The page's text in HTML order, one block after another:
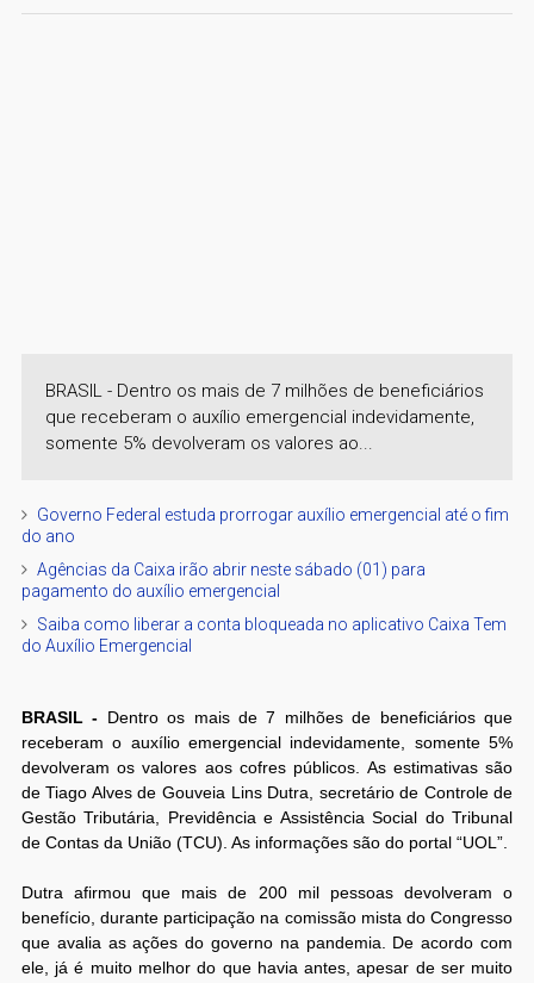
BRASIL - Dentro os mais de 7 milhões de beneficiários
que receberam o auxílio emergencial indevidamente,
somente 5% devolveram os valores ao...
Governo Federal estuda prorrogar auxílio emergencial até o fim
do ano
Agências da Caixa irão abrir neste sábado (01) para
pagamento do auxílio emergencial
Saiba como liberar a conta bloqueada no aplicativo Caixa Tem
do Auxílio Emergencial
BRASIL - Dentro os mais de 7 milhões de beneficiários que
receberam o auxílio emergencial indevidamente, somente 5%
devolveram os valores aos cofres públicos. As estimativas são
de Tiago Alves de Gouveia Lins Dutra, secretário de Controle de
Gestão Tributária, Previdência e Assistência Social do Tribunal
de Contas da União (TCU). As informações são do portal “UOL”.
Dutra afirmou que mais de 200 mil pessoas devolveram o
benefício, durante participação na comissão mista do Congresso
que avalia as ações do governo na pandemia. De acordo com
ele, já é muito melhor do que havia antes, apesar de ser muito